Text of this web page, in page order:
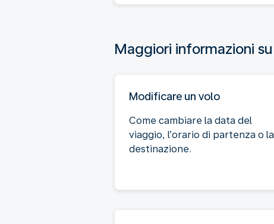
Maggiori informazioni su
Modificare un volo
Come cambiare la data del
viaggio, l’orario di partenza o la
destinazione.